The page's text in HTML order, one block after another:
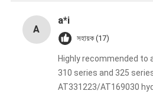
A
a*i
সহায়ক (17)
Highly recommended to
310 series and 325
AT331223/AT169030